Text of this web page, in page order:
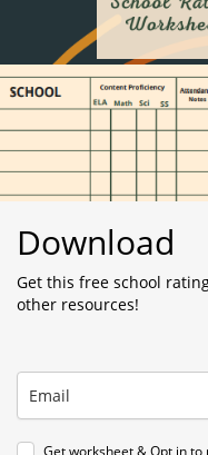
Download
Get this free school
other resources!